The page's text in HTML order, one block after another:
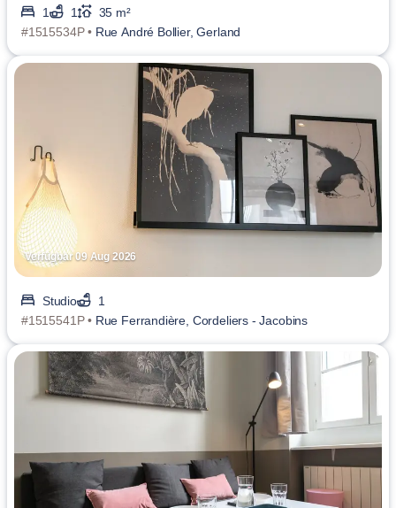
1 1
35 m²
#1515534P • Rue André Bollier, Gerland
Verfügbar 09 Aug 2026
Studio
1
#1515541P • Rue Ferrandière, Cordeliers - Jacobins